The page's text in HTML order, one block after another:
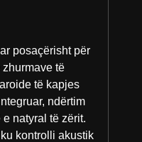
posaçërisht për
të
të kapjes
ndërtim
natyral të zërit.
kontrolli akustik